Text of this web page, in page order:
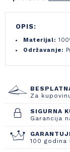
OPIS:
Materijal:
Održavanje:
Za
SIGURNA
Garancija
100 godina